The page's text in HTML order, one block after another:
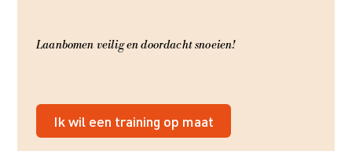
Laanbomen veilig en doordacht snoeien!
Ik wil een training op maat